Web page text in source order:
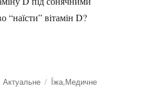
вітамін D?
D”
Категорії
Актуальне Позначки
Їжа,Медичне